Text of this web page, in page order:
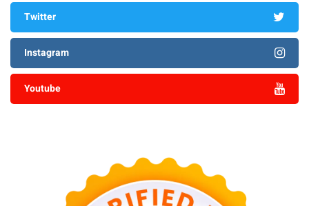
Twitter
Instagram
Youtube